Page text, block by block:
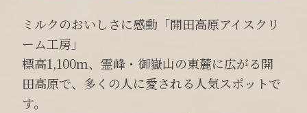
ミルクのおいしさに感動「開田高原アイスクリ
ーム工房」
標高1,100m、霊峰・御嶽山の東麓に広がる開
田高原で、多くの人に愛される人気スポットで
す。